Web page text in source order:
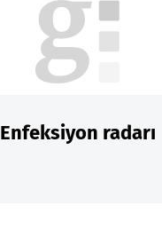
Enfeksiyon radarı